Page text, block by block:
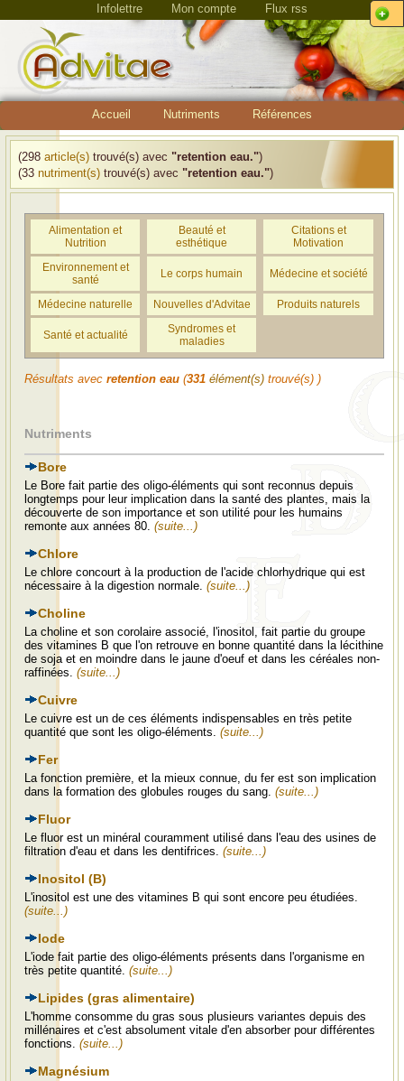
Infolettre Mon compte Flux rss
Accueil Nutriments Références
(298 article(s) trouvé(s) avec "retention eau.")
(33 nutriment(s) trouvé(s) avec "retention eau.")
Alimentation et
Nutrition
Beauté et
esthétique
Citations et
Motivation
Environnement et
santé
Le corps humain Médecine et société
Médecine naturelle Nouvelles d'Advitae Produits naturels
Santé et actualité
Syndromes et
maladies
Résultats avec retention eau (331 élément(s) trouvé(s) )
Nutriments
Bore
Le Bore fait partie des oligo-éléments qui sont reconnus depuis
longtemps pour leur implication dans la santé des plantes, mais la
découverte de son importance et son utilité pour les humains
remonte aux années 80. (suite...)
Chlore
Le chlore concourt à la production de l'acide chlorhydrique qui est
nécessaire à la digestion normale. (suite...)
Choline
La choline et son corolaire associé, l'inositol, fait partie du groupe
des vitamines B que l'on retrouve en bonne quantité dans la lécithine
de soja et en moindre dans le jaune d'oeuf et dans les céréales non-
raffinées. (suite...)
Cuivre
Le cuivre est un de ces éléments indispensables en très petite
quantité que sont les oligo-éléments. (suite...)
Fer
La fonction première, et la mieux connue, du fer est son implication
dans la formation des globules rouges du sang. (suite...)
Fluor
Le fluor est un minéral couramment utilisé dans l'eau des usines de
filtration d'eau et dans les dentifrices. (suite...)
Inositol (B)
L'inositol est une des vitamines B qui sont encore peu étudiées.
(suite...)
Iode
L'iode fait partie des oligo-éléments présents dans l'organisme en
très petite quantité. (suite...)
Lipides (gras alimentaire)
L'homme consomme du gras sous plusieurs variantes depuis des
millénaires et c'est absolument vitale d'en absorber pour différentes
fonctions. (suite...)
Magnésium